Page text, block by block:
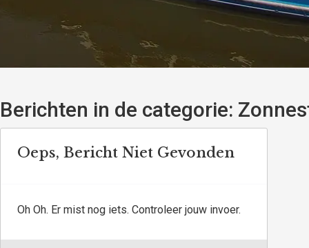
Berichten in de categorie:
Oeps, Bericht Niet Gevonden
Oh Oh. Er mist nog iets. Controleer jouw invoer.